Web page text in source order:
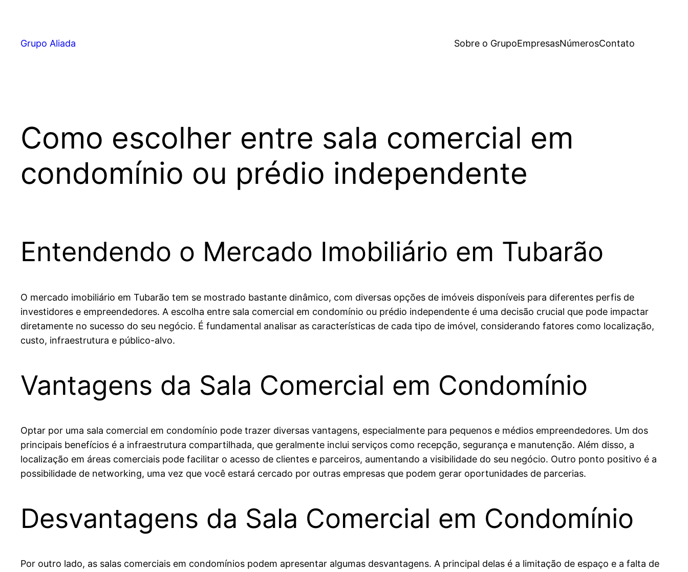
Grupo Aliada Sobre o GrupoEmpresasNúmerosContato
Como escolher entre sala comercial em
condomínio ou prédio independente
Entendendo o Mercado Imobiliário em Tubarão
O mercado imobiliário em Tubarão tem se mostrado bastante dinâmico, com diversas opções de imóveis disponíveis para diferentes perfis de
investidores e empreendedores. A escolha entre sala comercial em condomínio ou prédio independente é uma decisão crucial que pode impactar
diretamente no sucesso do seu negócio. É fundamental analisar as características de cada tipo de imóvel, considerando fatores como localização,
custo, infraestrutura e público-alvo.
Vantagens da Sala Comercial em Condomínio
Optar por uma sala comercial em condomínio pode trazer diversas vantagens, especialmente para pequenos e médios empreendedores. Um dos
principais benefícios é a infraestrutura compartilhada, que geralmente inclui serviços como recepção, segurança e manutenção. Além disso, a
localização em áreas comerciais pode facilitar o acesso de clientes e parceiros, aumentando a visibilidade do seu negócio. Outro ponto positivo é a
possibilidade de networking, uma vez que você estará cercado por outras empresas que podem gerar oportunidades de parcerias.
Desvantagens da Sala Comercial em Condomínio
Por outro lado, as salas comerciais em condomínios podem apresentar algumas desvantagens. A principal delas é a limitação de espaço e a falta de